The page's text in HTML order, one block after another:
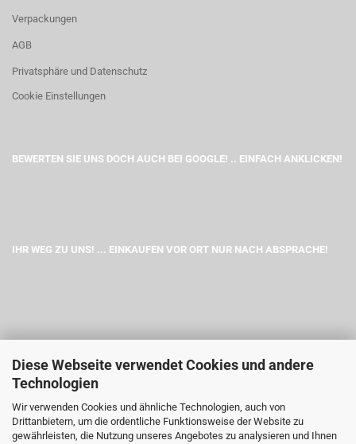
Diese Webseite verwendet Cookies und andere
Technologien
Wir verwenden Cookies und ähnliche Technologien, auch von
Drittanbietern, um die ordentliche Funktionsweise der Website zu
gewährleisten, die Nutzung unseres Angebotes zu analysieren und Ihnen
Verpackungen
AGB
Privatsphäre und Datenschutz
Cookie Einstellungen
BEWERTEN SIE UNS DOCH AUCH BEI GOOGLE! .. EINFACH ANKLICKEN!
IHR WEG ZU UNS! ... EINKAUFEN VOR ORT NUR NACH ABSPRACHE!